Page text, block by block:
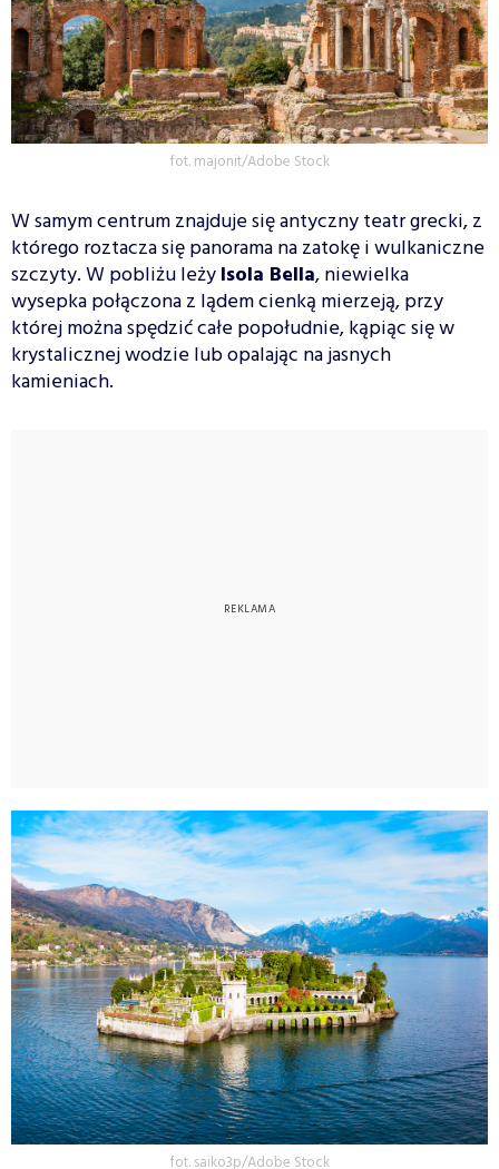
fot. majonit/Adobe Stock
W samym centrum znajduje się antyczny teatr grecki, z
którego roztacza się panorama na zatokę i wulkaniczne
szczyty. W pobliżu leżyIsola Bella, niewielka
wysepka połączona z lądem cienką mierzeją, przy
której można spędzić całe popołudnie, kąpiąc się w
krystalicznej wodzie lub opalając na jasnych
kamieniach.
fot. saiko3p/Adobe Stock